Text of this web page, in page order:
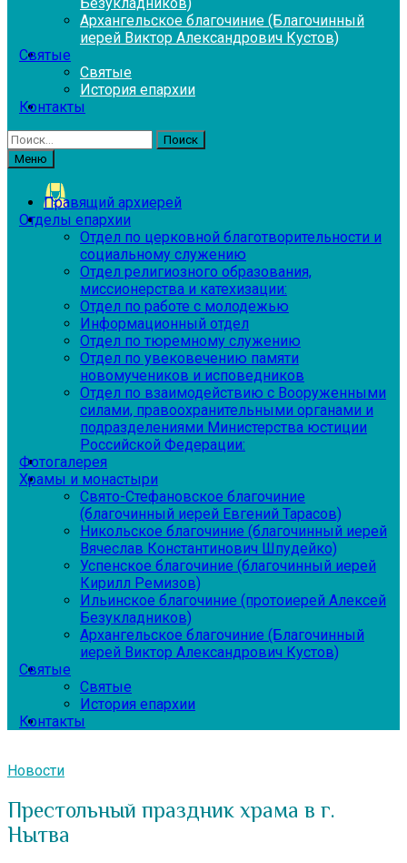
Архангельское благочиние (Благочинный
иерей Виктор Александрович Кустов)
Святые
Святые
История епархии
Контакты
Найти:
Меню
Правящий архиерей
Отделы епархии
Отдел по церковной благотворительности и
социальному служению
Отдел религиозного образования,
миссионерства и катехизации:
Отдел по работе с молодежью
Информационный отдел
Отдел по тюремному служению
Отдел по увековечению памяти
новомучеников и исповедников
Отдел по взаимодействию с Вооруженными
силами, правоохранительными органами и
подразделениями Министерства юстиции
Российской Федерации:
Фотогалерея
Храмы и монастыри
Свято-Стефановское благочиние
(благочинный иерей Евгений Тарасов)
Никольское благочиние (благочинный иерей
Вячеслав Константинович Шпудейко)
Успенское благочиние (благочинный иерей
Кирилл Ремизов)
Ильинское благочиние (протоиерей Алексей
Безукладников)
Архангельское благочиние (Благочинный
иерей Виктор Александрович Кустов)
Святые
Святые
История епархии
Контакты
Новости
Престольный праздник храма в г.
Нытва